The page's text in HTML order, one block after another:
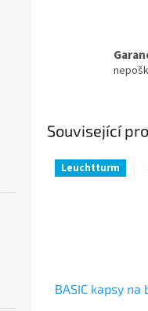
Související
Leuchtturm
BASIC kapsy na